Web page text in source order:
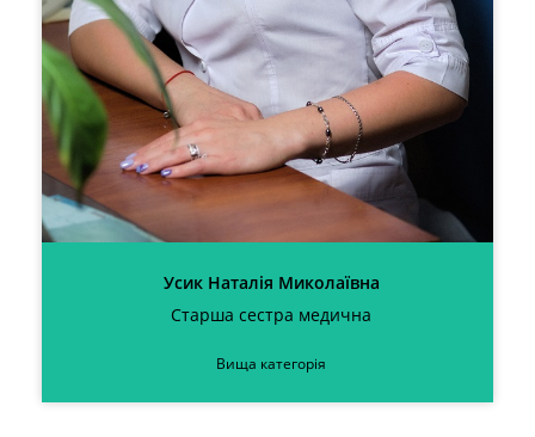
Усик Наталія Миколаївна
Старша сестра медична
Вища категорія